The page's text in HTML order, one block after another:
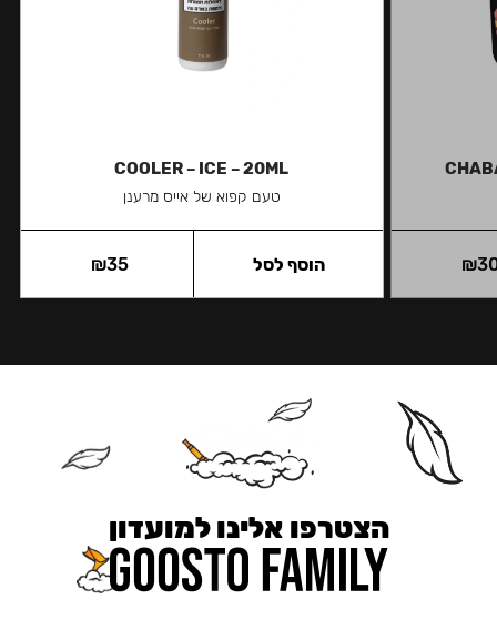
₪
COOLER – ICE – 20ML
טעם קפוא של אייס מרענן
₪35 הוסף לסל
הצטרפו אלינו למועדון